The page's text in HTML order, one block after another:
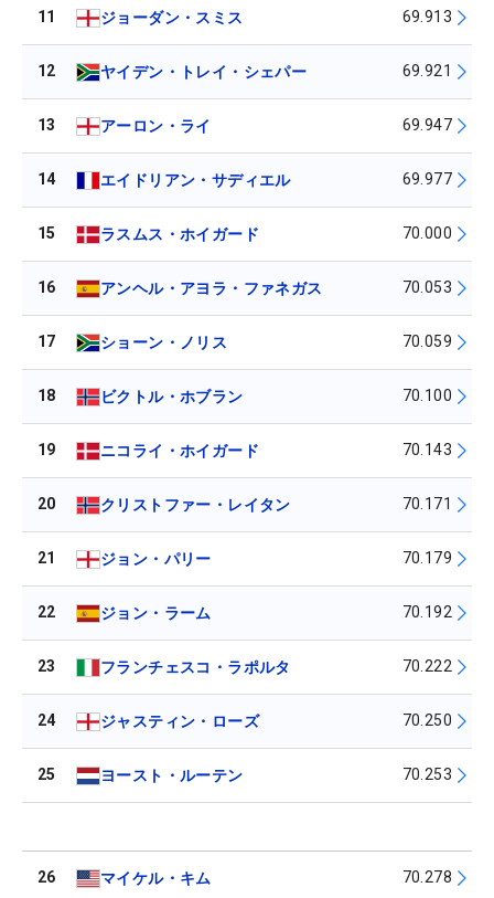
11 ジョーダン・スミス 69.913
12 ヤイデン・トレイ・シェパー 69.921
13 アーロン・ライ 69.947
14 エイドリアン・サディエル 69.977
15 ラスムス・ホイガード 70.000
16 アンヘル・アヨラ・ファネガス 70.053
17 ショーン・ノリス 70.059
18 ビクトル・ホブラン 70.100
19 ニコライ・ホイガード 70.143
20 クリストファー・レイタン 70.171
21 ジョン・パリー 70.179
22 ジョン・ラーム 70.192
23 フランチェスコ・ラポルタ 70.222
24 ジャスティン・ローズ 70.250
25 ヨースト・ルーテン 70.253
26 マイケル・キム 70.278